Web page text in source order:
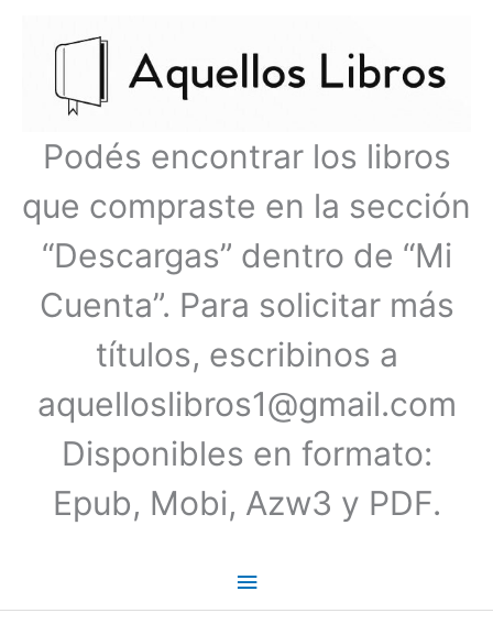
Podés encontrar los libros
que compraste en la sección
“Descargas” dentro de “Mi
Cuenta”. Para solicitar más
títulos, escribinos a
aquelloslibros1@gmail.com
Disponibles en formato:
Epub, Mobi, Azw3 y PDF.
principal